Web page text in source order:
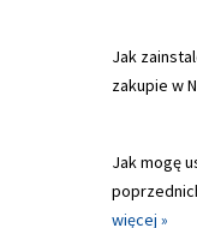
Jak
zakupie w
Jak mogę
więcej »